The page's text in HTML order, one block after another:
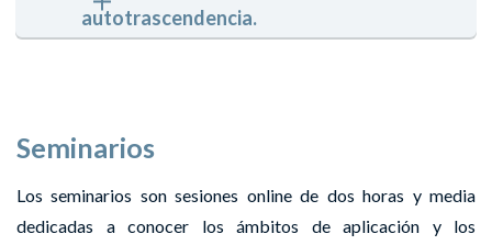
autotrascendencia.
Seminarios
Los seminarios son sesiones online de dos horas y media
dedicadas a conocer los ámbitos de aplicación y los